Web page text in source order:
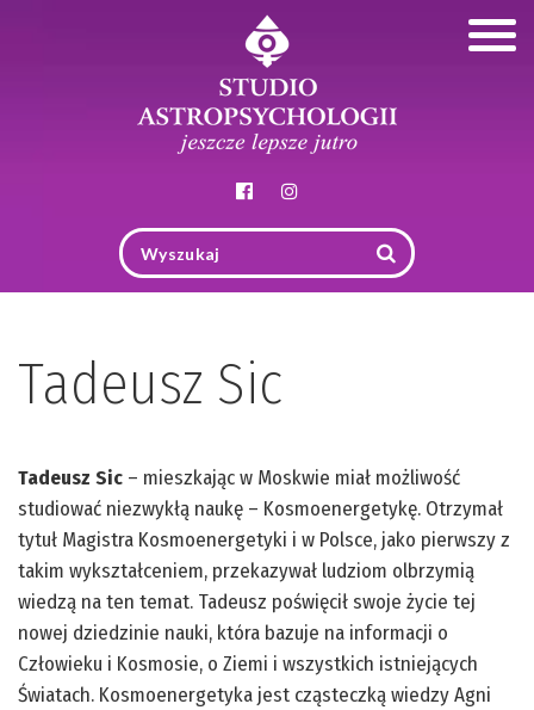
Tadeusz Sic
Tadeusz Sic – mieszkając w Moskwie miał możliwość
studiować niezwykłą naukę – Kosmoenergetykę. Otrzymał
tytuł Magistra Kosmoenergetyki i w Polsce, jako pierwszy z
takim wykształceniem, przekazywał ludziom olbrzymią
wiedzą na ten temat. Tadeusz poświęcił swoje życie tej
nowej dziedzinie nauki, która bazuje na informacji o
Człowieku i Kosmosie, o Ziemi i wszystkich istniejących
Światach. Kosmoenergetyka jest cząsteczką wiedzy Agni